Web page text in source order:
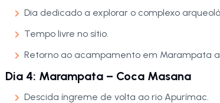
Dia dedicado a explorar o complexo
Tempo livre no sítio.
Retorno ao acampamento em Marampata
Dia 4: Marampata – Coca Masana
Descida íngreme de volta ao rio Apurímac.